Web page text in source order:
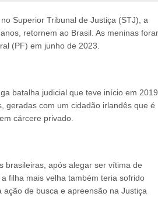
Superior Tribunal de Justiça (STJ), a
retornem ao Brasil. As meninas
(PF) em junho de 2023.
batalha judicial que teve início em 2019.
geradas com um cidadão irlandês que é
cárcere privado.
brasileiras, após alegar ser vítima de
filha mais velha também teria sofrido
de busca e apreensão na Justiça